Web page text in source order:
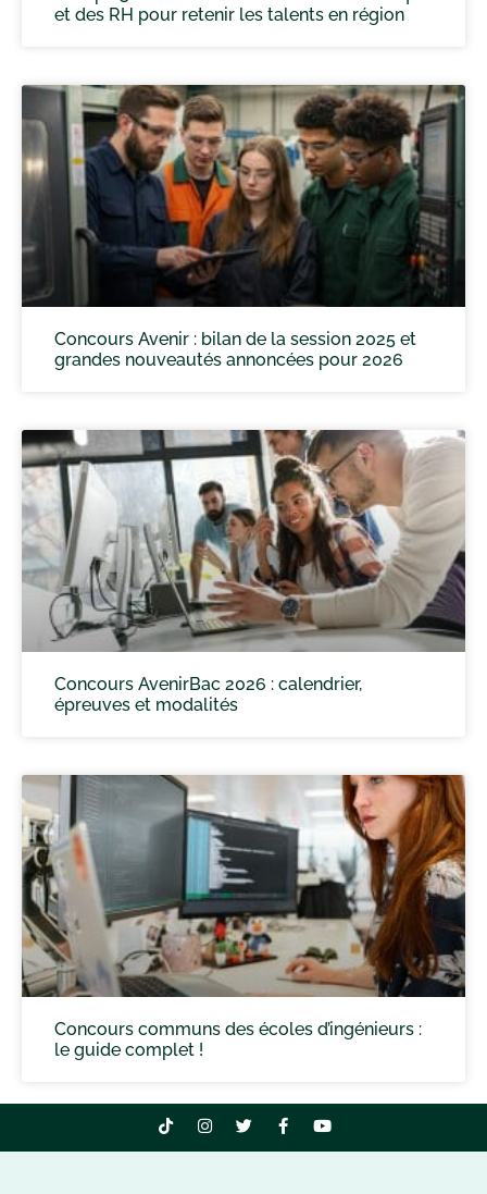
et des RH pour retenir les talents en région
Concours Avenir : bilan de la session 2025 et
grandes nouveautés annoncées pour 2026
Concours AvenirBac 2026 : calendrier,
épreuves et modalités
Concours communs des écoles d’ingénieurs :
le guide complet !